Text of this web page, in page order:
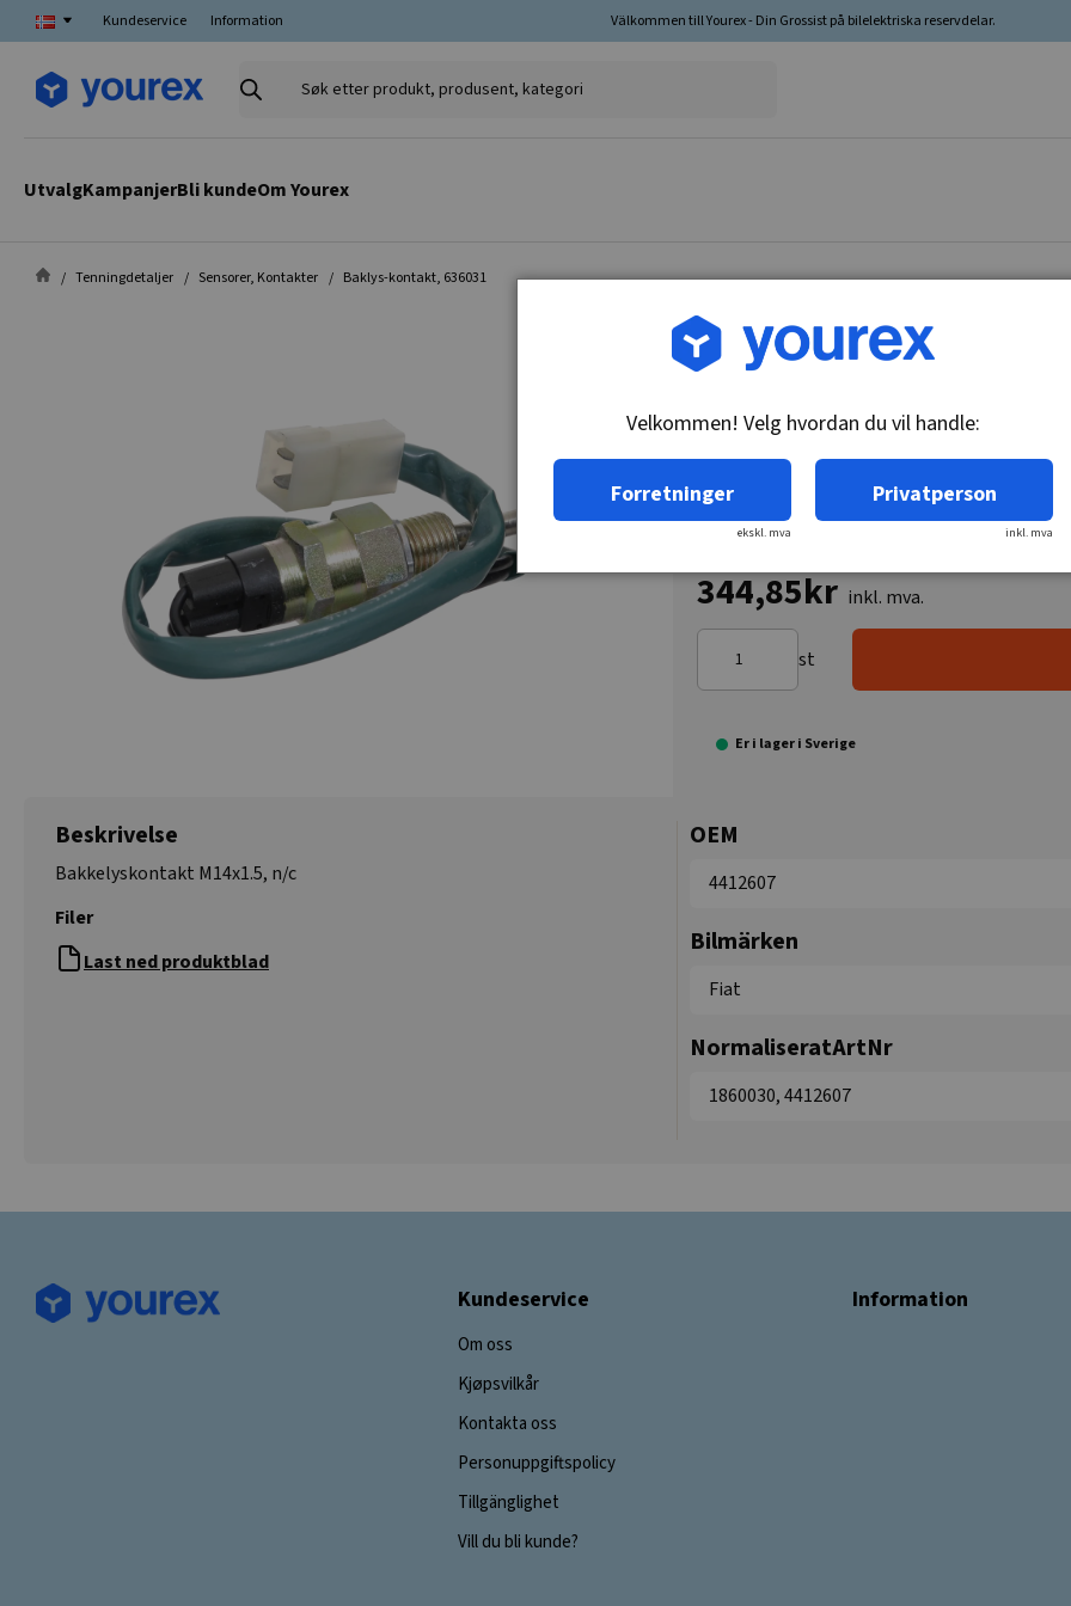
Kundeservice Information Välkommen till Yourex - Din Grossist på bilelektriska reservdelar.
Søk
kategori
UtvalgKampanjerBli kundeOm Yourex
Tenningdetaljer Sensorer, Kontakter Baklys-kontakt, 636031
Varenr.: 1860030
344,85kr inkl. mva.
st
Er i lager i Sverige
Beskrivelse
Bakkelyskontakt M14x1.5, n/c
Filer
Last ned produktblad
OEM
4412607
Bilmärken
Fiat
NormaliseratArtNr
1860030, 4412607
Kundeservice
Om oss
Kjøpsvilkår
Kontakta oss
Personuppgiftspolicy
Tillgänglighet
Vill du bli kunde?
Information
Velkommen! Velg hvordan du vil handle:
Forretninger
ekskl. mva
Privatperson
inkl. mva